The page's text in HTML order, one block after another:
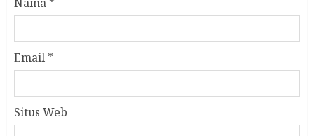
Email *
Situs Web